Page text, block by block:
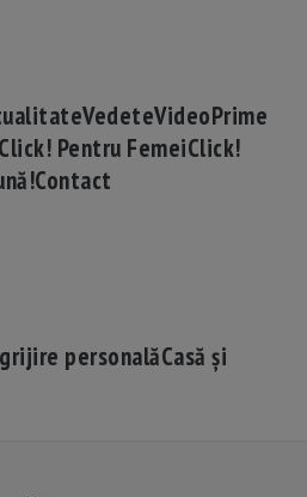
VedeteVideoPrime
Click! Pentru FemeiClick!
Contact
personalăCasă și